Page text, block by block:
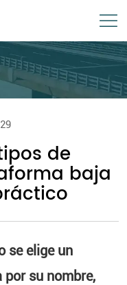
de
baja
se elige un
su nombre,